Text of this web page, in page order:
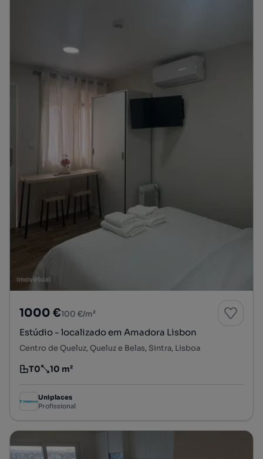
1000 €100 €/m²
Estúdio - localizado em Amadora Lisbon
Centro de Queluz, Queluz e Belas, Sintra, Lisboa
Tipologia
T0
Preço por metro quadrado
10 m²
Uniplaces
Profissional